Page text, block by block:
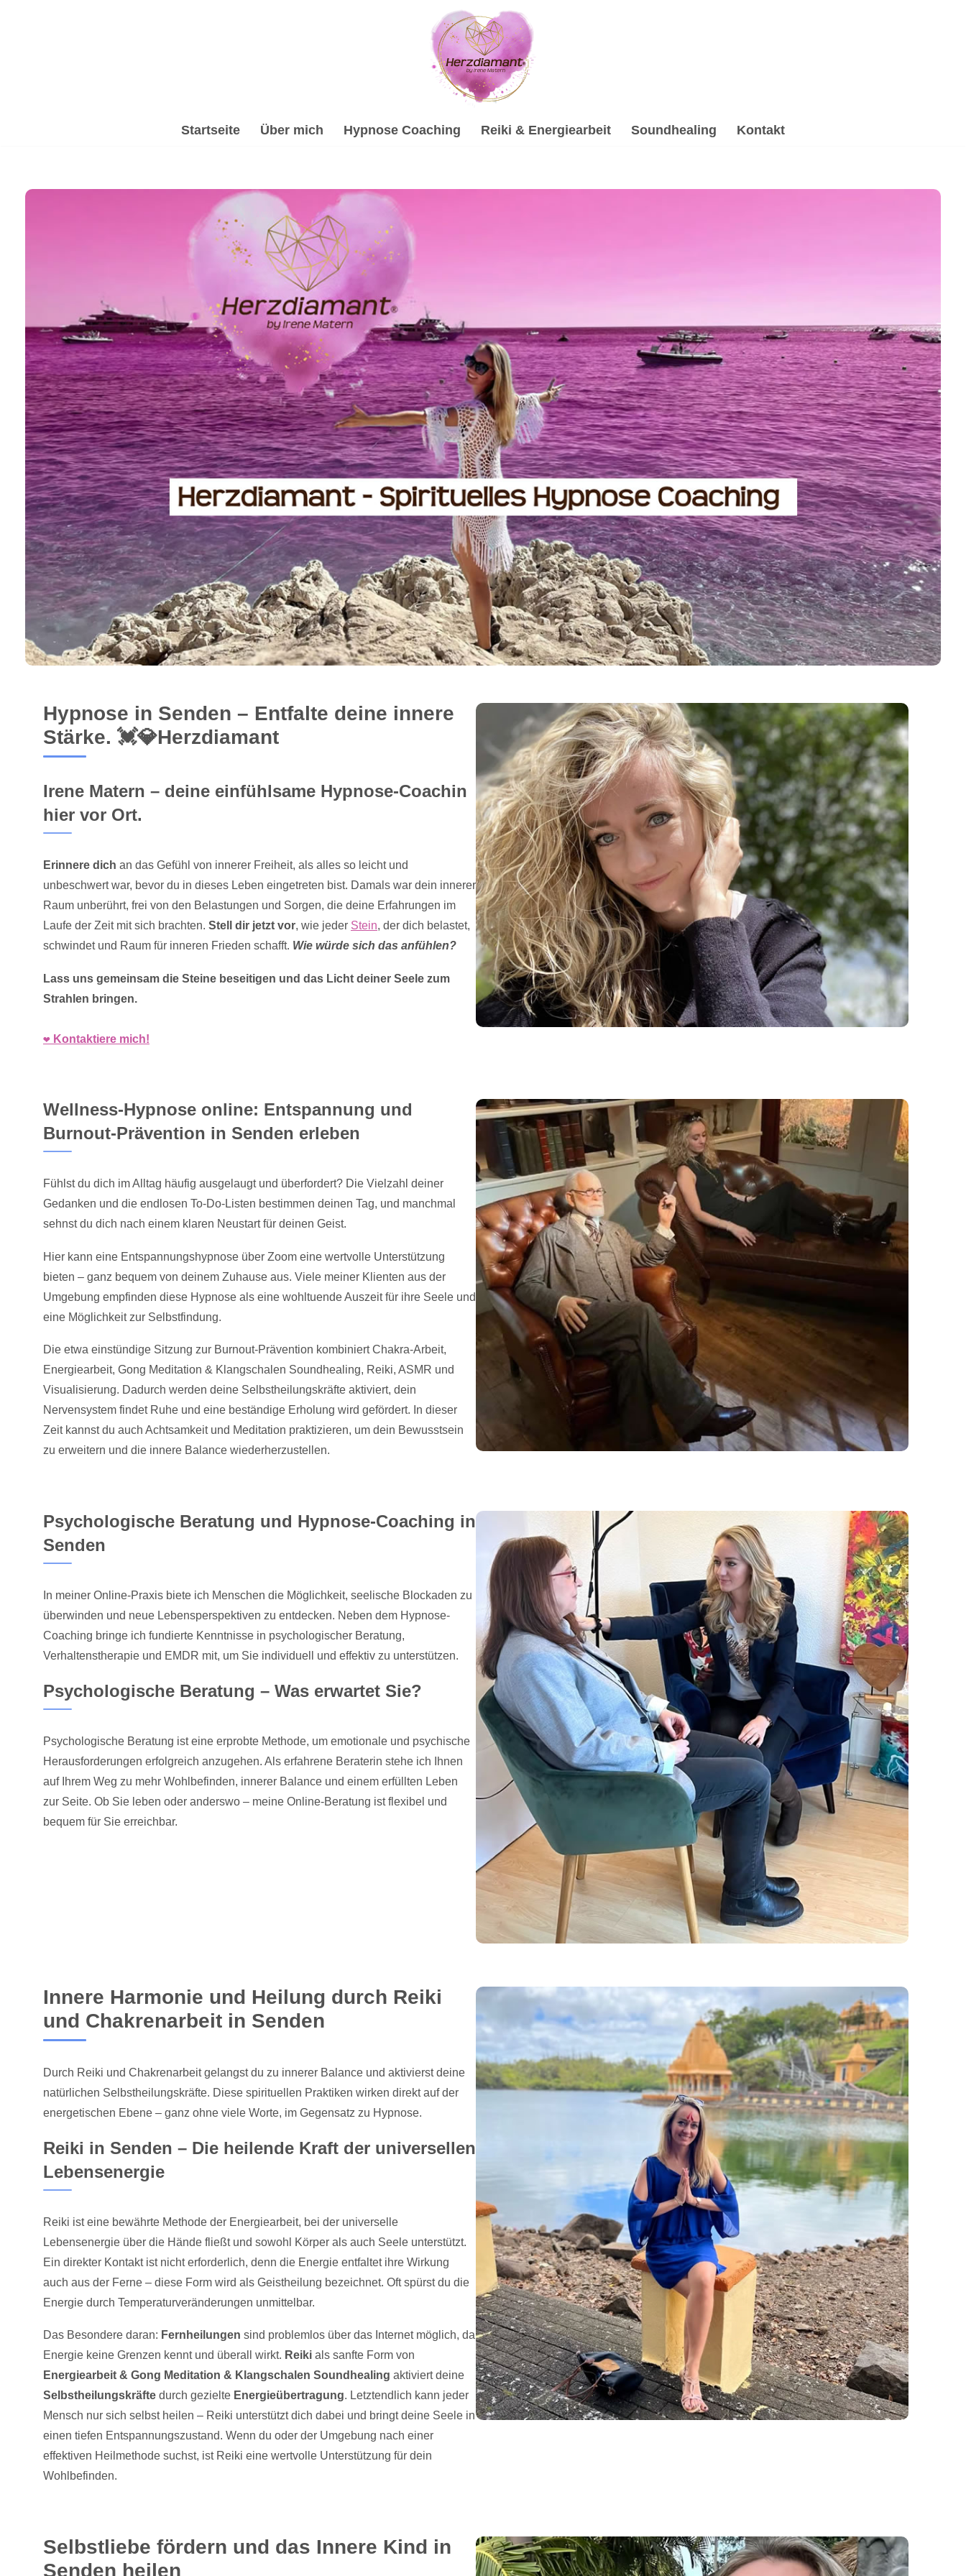
Startseite Über mich Hypnose Coaching Reiki & Energiearbeit Soundhealing Kontakt
Hypnose in Senden – Entfalte deine innere
Stärke. 💓️💎Herzdiamant
Irene Matern – deine einfühlsame Hypnose-Coachin
hier vor Ort.
Erinnere dich an das Gefühl von innerer Freiheit, als alles so leicht und
unbeschwert war, bevor du in dieses Leben eingetreten bist. Damals war dein innerer
Raum unberührt, frei von den Belastungen und Sorgen, die deine Erfahrungen im
Laufe der Zeit mit sich brachten. Stell dir jetzt vor, wie jeder Stein, der dich belastet,
schwindet und Raum für inneren Frieden schafft. Wie würde sich das anfühlen?
Lass uns gemeinsam die Steine beseitigen und das Licht deiner Seele zum
Strahlen bringen.
❤️ Kontaktiere mich!
Wellness-Hypnose online: Entspannung und
Burnout-Prävention in Senden erleben
Fühlst du dich im Alltag häufig ausgelaugt und überfordert? Die Vielzahl deiner
Gedanken und die endlosen To-Do-Listen bestimmen deinen Tag, und manchmal
sehnst du dich nach einem klaren Neustart für deinen Geist.
Hier kann eine Entspannungshypnose über Zoom eine wertvolle Unterstützung
bieten – ganz bequem von deinem Zuhause aus. Viele meiner Klienten aus der
Umgebung empfinden diese Hypnose als eine wohltuende Auszeit für ihre Seele und
eine Möglichkeit zur Selbstfindung.
Die etwa einstündige Sitzung zur Burnout-Prävention kombiniert Chakra-Arbeit,
Energiearbeit, Gong Meditation & Klangschalen Soundhealing, Reiki, ASMR und
Visualisierung. Dadurch werden deine Selbstheilungskräfte aktiviert, dein
Nervensystem findet Ruhe und eine beständige Erholung wird gefördert. In dieser
Zeit kannst du auch Achtsamkeit und Meditation praktizieren, um dein Bewusstsein
zu erweitern und die innere Balance wiederherzustellen.
Psychologische Beratung und Hypnose-Coaching in
Senden
In meiner Online-Praxis biete ich Menschen die Möglichkeit, seelische Blockaden zu
überwinden und neue Lebensperspektiven zu entdecken. Neben dem Hypnose-
Coaching bringe ich fundierte Kenntnisse in psychologischer Beratung,
Verhaltenstherapie und EMDR mit, um Sie individuell und effektiv zu unterstützen.
Psychologische Beratung – Was erwartet Sie?
Psychologische Beratung ist eine erprobte Methode, um emotionale und psychische
Herausforderungen erfolgreich anzugehen. Als erfahrene Beraterin stehe ich Ihnen
auf Ihrem Weg zu mehr Wohlbefinden, innerer Balance und einem erfüllten Leben
zur Seite. Ob Sie leben oder anderswo – meine Online-Beratung ist flexibel und
bequem für Sie erreichbar.
Innere Harmonie und Heilung durch Reiki
und Chakrenarbeit in Senden
Durch Reiki und Chakrenarbeit gelangst du zu innerer Balance und aktivierst deine
natürlichen Selbstheilungskräfte. Diese spirituellen Praktiken wirken direkt auf der
energetischen Ebene – ganz ohne viele Worte, im Gegensatz zu Hypnose.
Reiki in Senden – Die heilende Kraft der universellen
Lebensenergie
Reiki ist eine bewährte Methode der Energiearbeit, bei der universelle
Lebensenergie über die Hände fließt und sowohl Körper als auch Seele unterstützt.
Ein direkter Kontakt ist nicht erforderlich, denn die Energie entfaltet ihre Wirkung
auch aus der Ferne – diese Form wird als Geistheilung bezeichnet. Oft spürst du die
Energie durch Temperaturveränderungen unmittelbar.
Das Besondere daran: Fernheilungen sind problemlos über das Internet möglich, da
Energie keine Grenzen kennt und überall wirkt. Reiki als sanfte Form von
Energiearbeit & Gong Meditation & Klangschalen Soundhealing aktiviert deine
Selbstheilungskräfte durch gezielte Energieübertragung. Letztendlich kann jeder
Mensch nur sich selbst heilen – Reiki unterstützt dich dabei und bringt deine Seele in
einen tiefen Entspannungszustand. Wenn du oder der Umgebung nach einer
effektiven Heilmethode suchst, ist Reiki eine wertvolle Unterstützung für dein
Wohlbefinden.
Selbstliebe fördern und das Innere Kind in
Senden heilen